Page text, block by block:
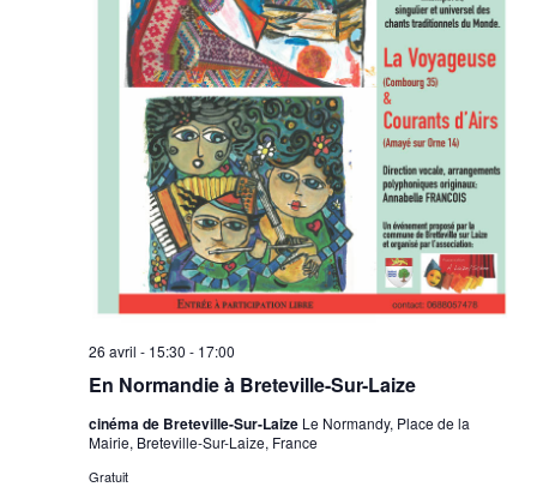
En Normandie à Breteville-Sur-Laize
26 avril - 15:30 - 17:00
cinéma de Breteville-Sur-Laize Le Normandy, Place de la
Mairie, Breteville-Sur-Laize, France
Gratuit